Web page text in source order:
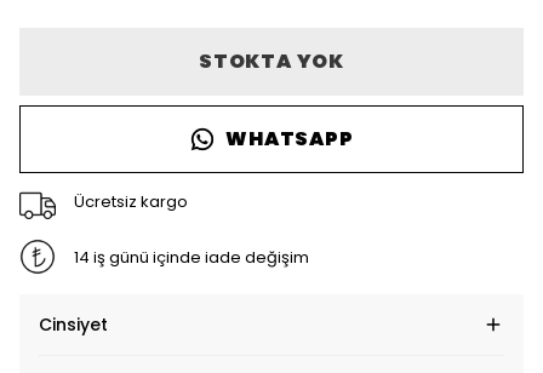
STOKTA YOK
WHATSAPP
Ücretsiz kargo
14 iş günü içinde iade değişim
Cinsiyet